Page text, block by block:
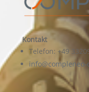
Kontakt
Telefon: +49